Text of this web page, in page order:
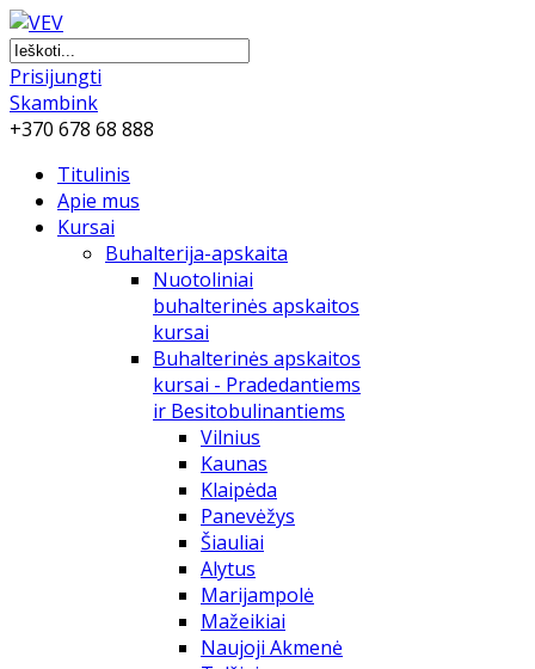
Prisijungti
Skambink
+370 678 68 888
Titulinis
Apie mus
Kursai
Buhalterija-apskaita
Nuotoliniai
buhalterinės apskaitos
kursai
Buhalterinės apskaitos
kursai - Pradedantiems
ir Besitobulinantiems
Vilnius
Kaunas
Klaipėda
Panevėžys
Šiauliai
Alytus
Marijampolė
Mažeikiai
Naujoji Akmenė